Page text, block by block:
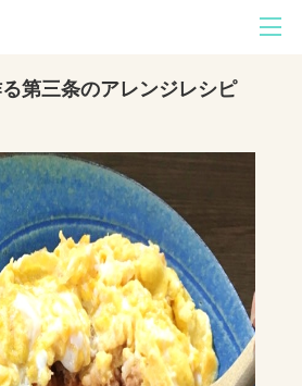
第三条のアレンジレシピ